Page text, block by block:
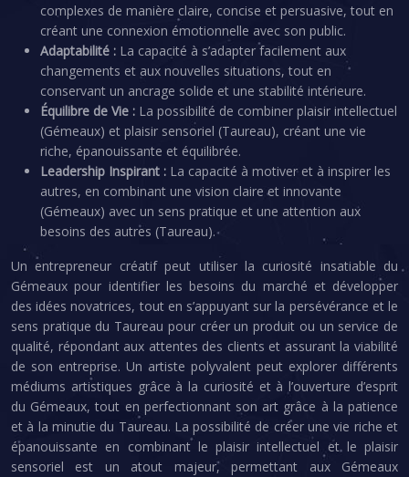
complexes de manière claire, concise et persuasive, tout en
créant une connexion émotionnelle avec son public.
Adaptabilité : La capacité à s’adapter facilement aux
changements et aux nouvelles situations, tout en
conservant un ancrage solide et une stabilité intérieure.
Équilibre de Vie : La possibilité de combiner plaisir intellectuel
(Gémeaux) et plaisir sensoriel (Taureau), créant une vie
riche, épanouissante et équilibrée.
Leadership Inspirant : La capacité à motiver et à inspirer les
autres, en combinant une vision claire et innovante
(Gémeaux) avec un sens pratique et une attention aux
besoins des autres (Taureau).
Un entrepreneur créatif peut utiliser la curiosité insatiable du
Gémeaux pour identifier les besoins du marché et développer
des idées novatrices, tout en s’appuyant sur la persévérance et le
sens pratique du Taureau pour créer un produit ou un service de
qualité, répondant aux attentes des clients et assurant la viabilité
de son entreprise. Un artiste polyvalent peut explorer différents
médiums artistiques grâce à la curiosité et à l’ouverture d’esprit
du Gémeaux, tout en perfectionnant son art grâce à la patience
et à la minutie du Taureau. La possibilité de créer une vie riche et
épanouissante en combinant le plaisir intellectuel et le plaisir
sensoriel est un atout majeur, permettant aux Gémeaux